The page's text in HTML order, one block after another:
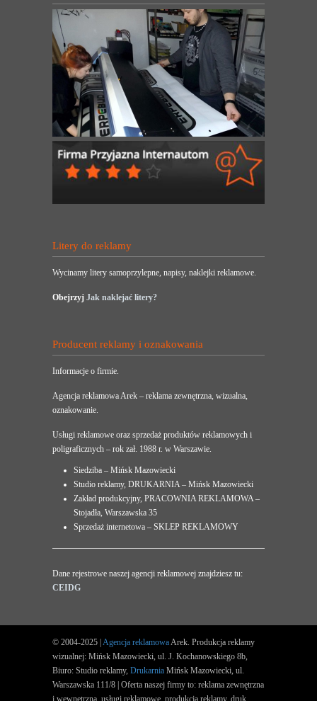
Litery do reklamy
Wycinamy litery samoprzylepne, napisy, naklejki reklamowe.
Obejrzyj Jak naklejać litery?
Producent reklamy i oznakowania
Informacje o firmie.
Agencja reklamowa Arek – reklama zewnętrzna, wizualna,
oznakowanie.
Usługi reklamowe oraz sprzedaż produktów reklamowych i
poligraficznych – rok zał. 1988 r. w Warszawie.
Siedziba – Mińsk Mazowiecki
Studio reklamy, DRUKARNIA – Mińsk Mazowiecki
Zakład produkcyjny, PRACOWNIA REKLAMOWA –
Stojadła, Warszawska 35
Sprzedaż internetowa – SKLEP REKLAMOWY
Dane rejestrowe naszej agencji reklamowej znajdziesz tu:
CEIDG
© 2004-2025 | Agencja reklamowaArek. Produkcja reklamy
wizualnej: Mińsk Mazowiecki, ul. J. Kochanowskiego 8b,
Biuro: Studio reklamy, Drukarnia Mińsk Mazowiecki, ul.
Warszawska 111/8 | Oferta naszej firmy to: reklama zewnętrzna
i wewnętrzna, usługi reklamowe, produkcja reklamy, druk.